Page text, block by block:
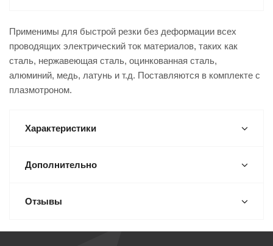
Применимы для быстрой резки без деформации всех
проводящих электрический ток материалов, таких как
сталь, нержавеющая сталь, оцинкованная сталь,
алюминий, медь, латунь и т.д. Поставляются в комплекте с
плазмотроном.
Характеристики
Дополнительно
Отзывы